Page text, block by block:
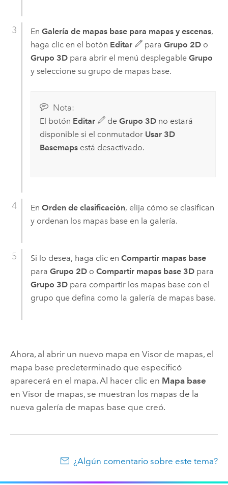
En Galería de mapas base para mapas y escenas,
haga clic en el botón Editar para Grupo 2Do
Grupo 3Dpara abrir el menú desplegable Grupo
y seleccione su grupo de mapas base.
Nota:
El botón Editar de Grupo 3Dno estará
disponible si el conmutador Usar 3D
Basemapsestá desactivado.
En Orden de clasificación, elija cómo se clasifican
y ordenan los mapas base en la galería.
Si lo desea, haga clic en Compartir mapas base
para Grupo 2Do Compartir mapas base 3Dpara
Grupo 3Dpara compartir los mapas base con el
grupo que defina como la galería de mapas base.
Ahora, al abrir un nuevo mapa en Visor de mapas, el
mapa base predeterminado que especificó
aparecerá en el mapa. Al hacer clic en Mapa base
en Visor de mapas, se muestran los mapas de la
nueva galería de mapas base que creó.
¿Algún comentario sobre este tema?